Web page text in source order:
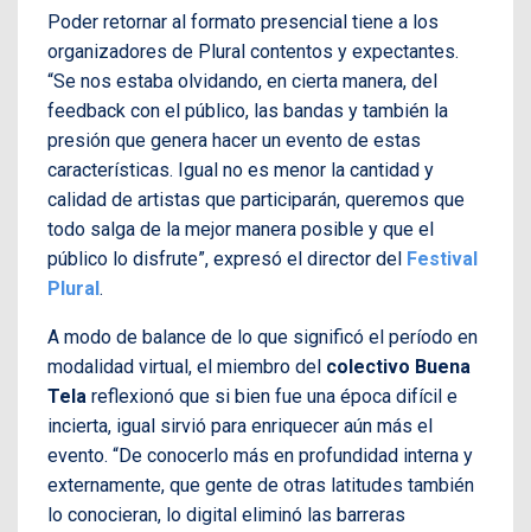
Poder retornar al formato presencial tiene a los
organizadores de Plural contentos y expectantes.
“Se nos estaba olvidando, en cierta manera, del
feedback con el público, las bandas y también la
presión que genera hacer un evento de estas
características. Igual no es menor la cantidad y
calidad de artistas que participarán, queremos que
todo salga de la mejor manera posible y que el
público lo disfrute”, expresó el director del Festival
Plural .
A modo de balance de lo que significó el período en
modalidad virtual, el miembro del co lectivo Buena
Tela reflexionó que si bien fue una época difícil e
incierta, igual sirvió para enriquecer aún más el
evento. “De conocerlo más en profundidad interna y
externamente, que gente de otras latitudes también
lo conocieran, lo digital eliminó las barreras